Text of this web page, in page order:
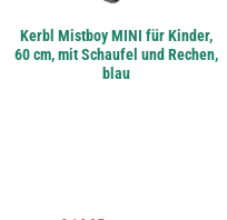
Kerbl Mistboy MINI für Kinder,
60 cm, mit Schaufel und Rechen,
blau